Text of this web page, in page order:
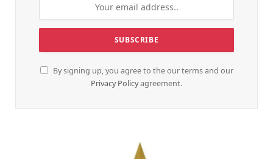
By signing up, you agree to the our terms and our
Privacy Policyagreement.